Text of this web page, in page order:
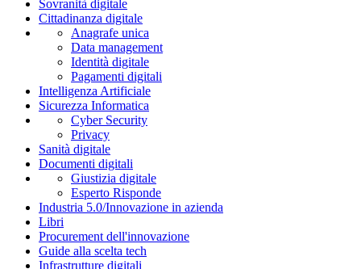
Sovranità digitale
Cittadinanza digitale
Anagrafe unica
Data management
Identità digitale
Pagamenti digitali
Intelligenza Artificiale
Sicurezza Informatica
Cyber Security
Privacy
Sanità digitale
Documenti digitali
Giustizia digitale
Esperto Risponde
Industria 5.0/Innovazione in azienda
Libri
Procurement dell'innovazione
Guide alla scelta tech
Infrastrutture digitali